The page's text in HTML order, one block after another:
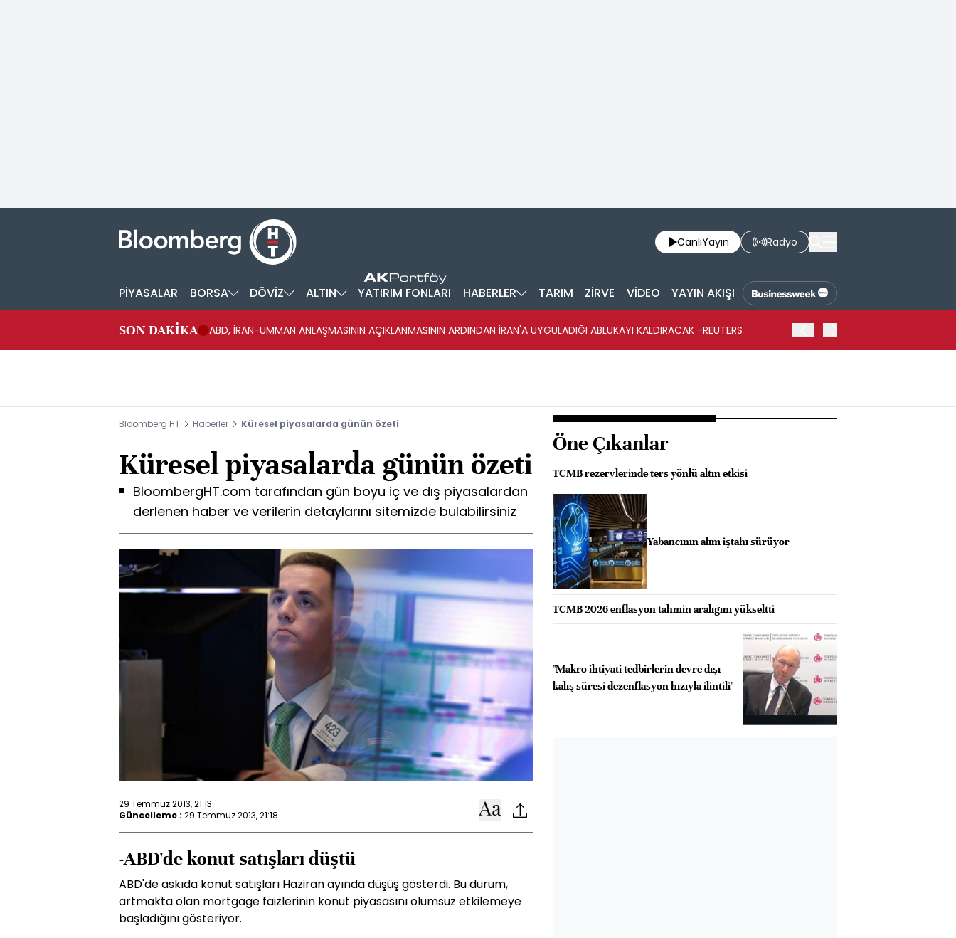
CanlıYayın Radyo
PİYASALAR BORSA DÖVİZ ALTIN YATIRIM FONLARI HABERLER TARIM ZİRVE VİDEO YAYIN AKIŞI
SON DAKİKA ABD, İRAN-UMMAN ANLAŞMASININ AÇIKLANMASININ ARDINDAN İRAN'A UYGULADIĞI ABLUKAYI KALDIRACAK -REUTERS
Bloomberg HT Haberler Küresel piyasalarda günün özeti
Küresel piyasalarda günün özeti
BloombergHT.com tarafından gün boyu iç ve dış piyasalardan
derlenen haber ve verilerin detaylarını sitemizde bulabilirsiniz
29 Temmuz 2013, 21:13
Güncelleme : 29 Temmuz 2013, 21:18
-ABD'de konut satışları düştü
ABD'de askıda konut satışları Haziran ayında düşüş gösterdi. Bu durum,
artmakta olan mortgage faizlerinin konut piyasasını olumsuz etkilemeye
başladığını gösteriyor.
Öne Çıkanlar
TCMB rezervlerinde ters yönlü altın etkisi
Yabancının alım iştahı sürüyor
TCMB 2026 enflasyon tahmin aralığını yükseltti
"Makro ihtiyati tedbirlerin devre dışı
kalış süresi dezenflasyon hızıyla ilintili"